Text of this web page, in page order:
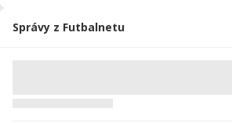
Správy z Futbalnetu